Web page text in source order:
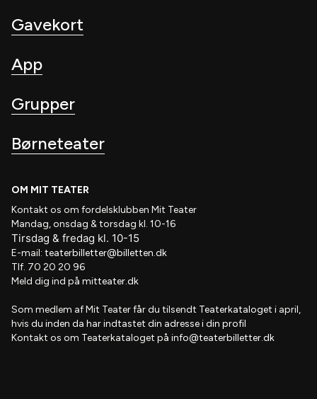
Gavekort
App
Grupper
Børneteater
OM MIT TEATER
Kontakt os om fordelsklubben Mit Teater
Mandag, onsdag & torsdag kl. 10-16
Tirsdag & fredag kl. 10-15
E-mail: teaterbilletter@billetten.dk
Tlf. 70 20 20 96
Meld dig ind på mitteater.dk
Som medlem afMit Teaterfår du tilsendt Teaterkataloget i april,
hvis du inden da har indtastet din adresse i din profil
Kontakt os om Teaterkataloget på info@teaterbilletter.dk